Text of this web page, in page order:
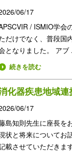
06/17
/ ISMIO学会
だけでなく、普段国
となりました。 アブ
続きを読む
化器疾患地域連
06/17
島知則先生に座長を
状と将来についてお
載させていただきま